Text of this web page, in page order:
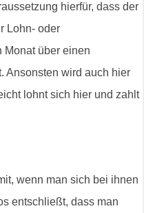
hierfür, dass der
Lohn- oder
Monat über einen
Ansonsten wird auch hier
lohnt sich hier und zahlt
wenn man sich bei ihnen
entschließt, dass man